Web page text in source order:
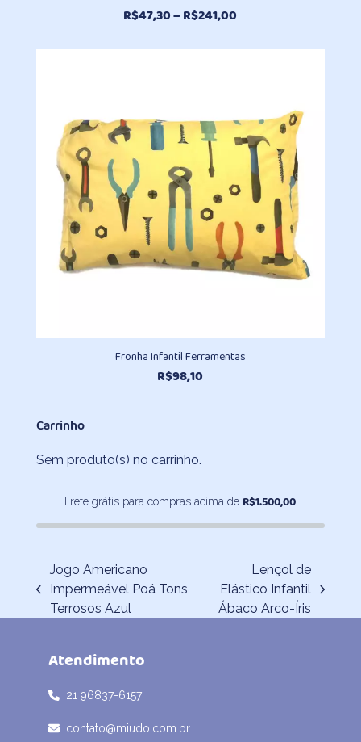
R$47,30–R$241,00
preço:
Fronha Infantil Ferramentas
R$98,10
Carrinho
Sem produto(s) no carrinho.
Frete grátis para compras acima de R$1.500,00
previous
post:
Jogo Americano
Impermeável Poá Tons
Terrosos Azul
next
post:
Lençol de
Elástico Infantil
Ábaco Arco-Íris
Atendimento
21 96837-6157
contato@miudo.com.br